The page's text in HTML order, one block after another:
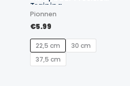
Training
Pionnen
€5.99
22,5 cm
30 cm
37,5 cm